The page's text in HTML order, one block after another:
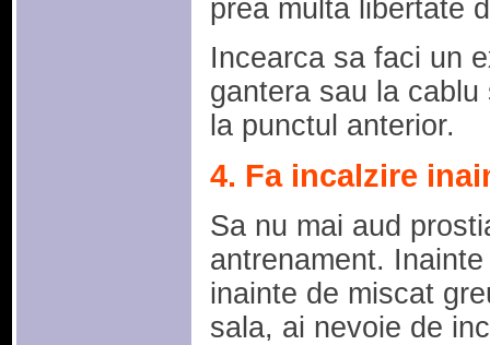
prea multa libertate
Incearca sa faci un
gantera sau la
la punctul anterior.
4. Fa incalzire
Sa nu mai aud
antrenament.
inainte de miscat
sala, ai nevoie de